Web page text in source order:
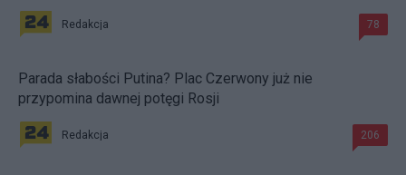
Redakcja 78
Parada słabości Putina? Plac Czerwony już nie
przypomina dawnej potęgi Rosji
Redakcja 206